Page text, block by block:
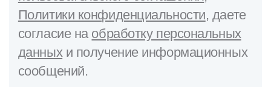
Политики конфиденциальности, даете
согласие на обработку персональных
данныхи получение информационных
сообщений.